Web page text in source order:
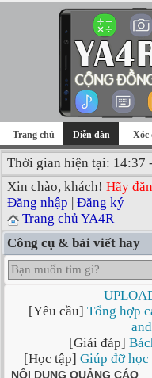
Trang chủ Diễn đàn Xóc
Thời gian hiện tại: 14:37
Xin chào, khách! Hãy
Đăng nhập | Đăng ký
Trang chủ YA4R
Công cụ & bài viết hay
[Yêu cầu] Tổng hợp
[Giải đáp]
[Học tập] Giúp đỡ